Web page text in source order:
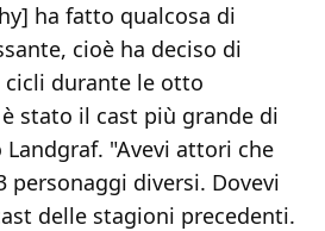
ha fatto qualcosa di
cioè ha deciso di
durante le otto
stato il cast più grande di
"Avevi attori che
personaggi diversi. Dovevi
delle stagioni precedenti.